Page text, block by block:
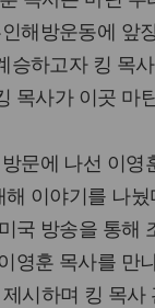
해방운동에 앞
승하고자 킹 목
목사가 이곳 마
문에 나선 이
이야기를 나
국 방송을 통해
영훈 목사를 만
시하며 킹 목